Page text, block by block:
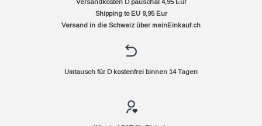
Versandkosten D pauschal 4,95 Eur
Shipping to EU 9,95 Eur
Versand in die Schweiz über meinEinkauf.ch
Umtausch für D kostenfrei binnen 14 Tagen